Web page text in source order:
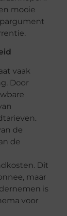
mooie
vaak
Door
de
de
Dit
maar
is
voor